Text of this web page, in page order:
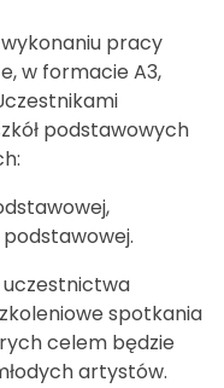
pracy
w formacie A3,
podstawowych
podstawowej.
uczestnictwa
spotkania
celem będzie
artystów.